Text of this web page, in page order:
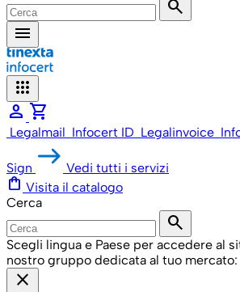
search
menu
apps
person shopping_cart
Legalmail Infocert ID Legalinvoice
Sign Vedi tutti i servizi
shopping_bag Visita il catalogo
Cerca
search
Scegli lingua e Paese per accedere al
nostro gruppo dedicata al tuo mercato:
close